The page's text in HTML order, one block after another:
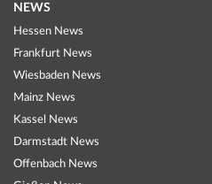
NEWS
Hessen News
Frankfurt News
Wiesbaden News
Mainz News
Kassel News
Darmstadt News
Offenbach News